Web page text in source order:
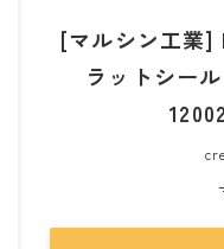
[マルシン工業]
ラットシー